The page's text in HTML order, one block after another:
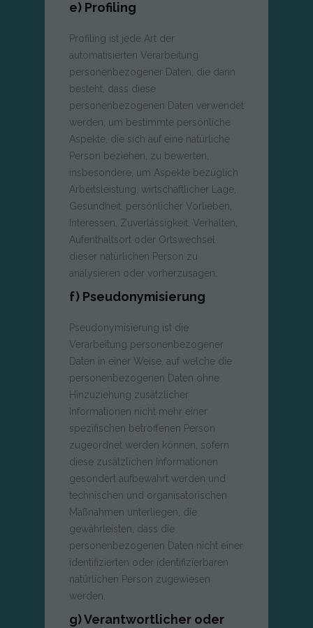
e) Profiling
Profiling ist jede Art der
automatisierten Verarbeitung
personenbezogener Daten, die darin
besteht, dass diese
personenbezogenen Daten verwendet
werden, um bestimmte persönliche
Aspekte, die sich auf eine natürliche
Person beziehen, zu bewerten,
insbesondere, um Aspekte bezüglich
Arbeitsleistung, wirtschaftlicher Lage,
Gesundheit, persönlicher Vorlieben,
Interessen, Zuverlässigkeit, Verhalten,
Aufenthaltsort oder Ortswechsel
dieser natürlichen Person zu
analysieren oder vorherzusagen.
f) Pseudonymisierung
Pseudonymisierung ist die
Verarbeitung personenbezogener
Daten in einer Weise, auf welche die
personenbezogenen Daten ohne
Hinzuziehung zusätzlicher
Informationen nicht mehr einer
spezifischen betroffenen Person
zugeordnet werden können, sofern
diese zusätzlichen Informationen
gesondert aufbewahrt werden und
technischen und organisatorischen
Maßnahmen unterliegen, die
gewährleisten, dass die
personenbezogenen Daten nicht einer
identifizierten oder identifizierbaren
natürlichen Person zugewiesen
werden.
g) Verantwortlicher oder